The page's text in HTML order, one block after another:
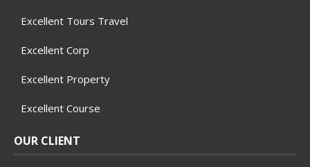
Excellent Tours Travel
Excellent Corp
Excellent Property
Excellent Course
OUR CLIENT